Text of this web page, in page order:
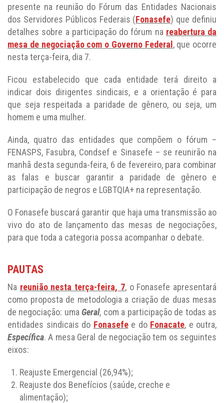
presente na reunião do Fórum das Entidades Nacionais
dos Servidores Públicos Federais (Fonasefe) que definiu
detalhes sobre a participação do fórum na reabertura da
mesa de negociação com o Governo Federal , que ocorre
nesta terça-feira, dia 7.
Ficou estabelecido que cada entidade terá direito a
indicar dois dirigentes sindicais, e a orientação é para
que seja respeitada a paridade de gênero, ou seja, um
homem e uma mulher.
Ainda, quatro das entidades que compõem o fórum –
FENASPS, Fasubra, Condsef e Sinasefe – se reunirão na
manhã desta segunda-feira, 6 de fevereiro, para combinar
as falas e buscar garantir a paridade de gênero e
participação de negros e LGBTQIA+ na representação.
O Fonasefe buscará garantir que haja uma transmissão ao
vivo do ato de lançamento das mesas de negociações,
para que toda a categoria possa acompanhar o debate.
PAUTAS
Na reunião nesta terça-feira, 7, o Fonasefe apresentará
como proposta de metodologia a criação de duas mesas
de negociação: umaGeral, com a participação de todas as
entidades sindicais do Fonasefee do Fonacate, e outra,
Específica. A mesa Geral de negociação tem os seguintes
eixos:
Reajuste Emergencial (26,94%);
Reajuste dos Benefícios (saúde, creche e
alimentação);